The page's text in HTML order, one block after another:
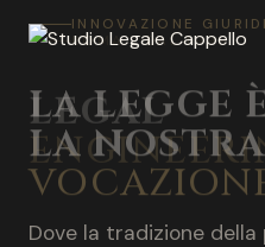
INNOVAZIONE
LEGAL
Combinare diritto e
l'efficienza,